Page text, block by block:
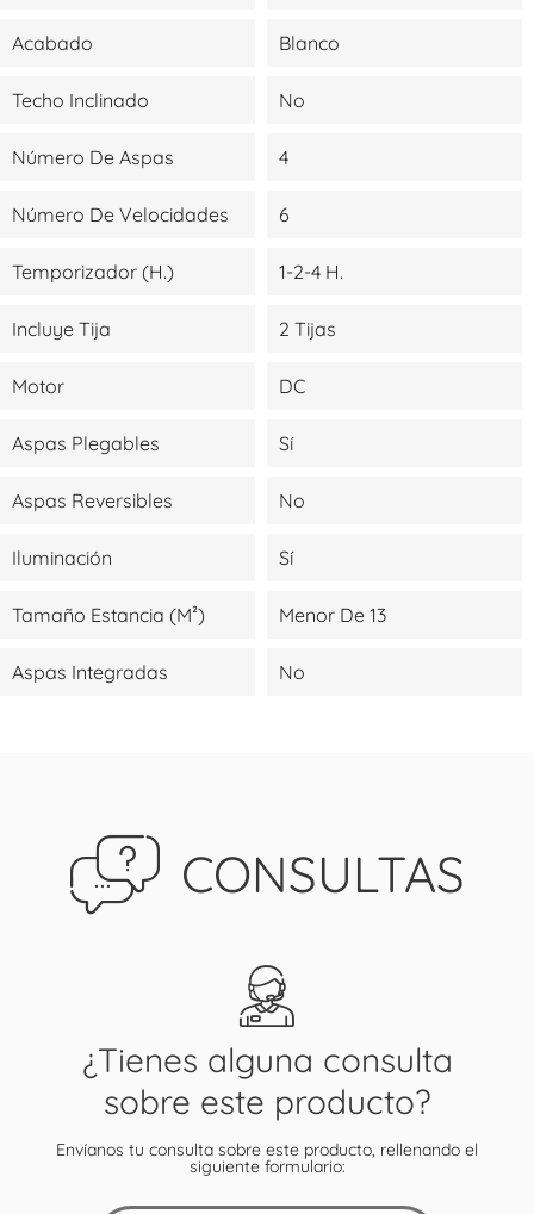
Acabado Blanco
Techo Inclinado No
Número De Aspas 4
Número De Velocidades 6
Temporizador (H.) 1-2-4 H.
Incluye Tija 2 Tijas
Motor DC
Aspas Plegables Sí
Aspas Reversibles No
Iluminación Sí
Tamaño Estancia (m²) Menor De 13
Aspas Integradas No
CONSULTAS
¿Tienes alguna consulta
sobre este producto?
Envíanos tu consulta sobre este producto, rellenando el
siguiente formulario: